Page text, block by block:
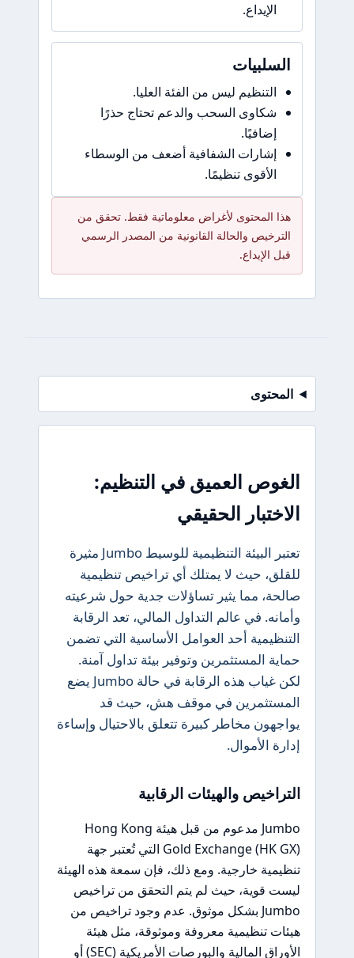
الإيداع.
السلبيات
التنظيم ليس من الفئة العليا.
شكاوى السحب والدعم تحتاج حذرًا
إضافيًا.
إشارات الشفافية أضعف من الوسطاء
الأقوى تنظيمًا.
هذا المحتوى لأغراض معلوماتية فقط. تحقق من
الترخيص والحالة القانونية من المصدر الرسمي
قبل الإيداع.
المحتوى
الغوص العميق في التنظيم:
الاختبار الحقيقي
تعتبر البيئة التنظيمية للوسيط Jumbo مثيرة
للقلق، حيث لا يمتلك أي تراخيص تنظيمية
صالحة، مما يثير تساؤلات جدية حول شرعيته
وأمانه. في عالم التداول المالي، تعد الرقابة
التنظيمية أحد العوامل الأساسية التي تضمن
حماية المستثمرين وتوفير بيئة تداول آمنة.
لكن غياب هذه الرقابة في حالة Jumbo يضع
المستثمرين في موقف هش، حيث قد
يواجهون مخاطر كبيرة تتعلق بالاحتيال وإساءة
إدارة الأموال.
التراخيص والهيئات الرقابية
Jumbo مدعوم من قبل هيئة Hong Kong
Gold Exchange (HK GX) التي تُعتبر جهة
تنظيمية خارجية. ومع ذلك، فإن سمعة هذه الهيئة
ليست قوية، حيث لم يتم التحقق من تراخيص
Jumbo بشكل موثوق. عدم وجود تراخيص من
هيئات تنظيمية معروفة وموثوقة، مثل هيئة
الأوراق المالية والبورصات الأمريكية (SEC) أو